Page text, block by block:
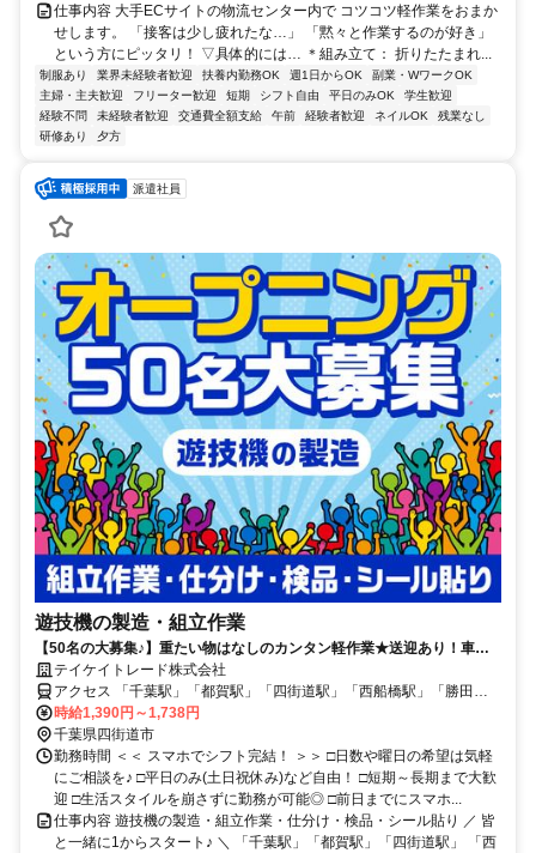
仕事内容 大手ECサイトの物流センター内で コツコツ軽作業をおまか
せします。 「接客は少し疲れたな…」 「黙々と作業するのが好き」
という方にピッタリ！ ▽具体的には… ＊組み立て： 折りたたまれ...
制服あり 業界未経験者歓迎 扶養内勤務OK 週1日からOK
副業・WワークOK
主婦・主夫歓迎
フリーター歓迎 短期 シフト自由 平日のみOK
学生歓迎
経験不問
未経験者歓迎 交通費全額支給 午前 経験者歓迎 ネイルOK
残業なし
研修あり
夕方
派遣社員
遊技機の製造・組立作業
【50名の大募集♪】重たい物はなしのカンタン軽作業★送迎あり！車通
勤OK！
テイケイトレード株式会社
アクセス 「千葉駅」「都賀駅」「四街道駅」「西船橋駅」「勝田台
駅」より送迎あり＜WEB登録会実施中！＞
時給1,390円～1,738円
千葉県四街道市
勤務時間 ＜＜ スマホでシフト完結！ ＞＞ □日数や曜日の希望は気軽
にご相談を♪ □平日のみ(土日祝休み)など自由！ □短期～長期まで大歓
迎 □生活スタイルを崩さずに勤務が可能◎ □前日までにスマホ...
仕事内容 遊技機の製造・組立作業・仕分け・検品・シール貼り ／ 皆
と一緒に1からスタート♪ ＼ 「千葉駅」「都賀駅」「四街道駅」 「西